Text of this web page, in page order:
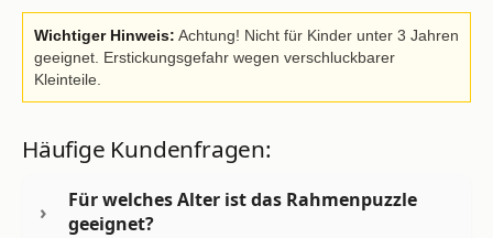
Wichtiger Hinweis: Achtung! Nicht für Kinder unter 3 Jahren
geeignet. Erstickungsgefahr wegen verschluckbarer
Kleinteile.
Häufige Kundenfragen:
Für welches Alter ist das Rahmenpuzzle
geeignet?